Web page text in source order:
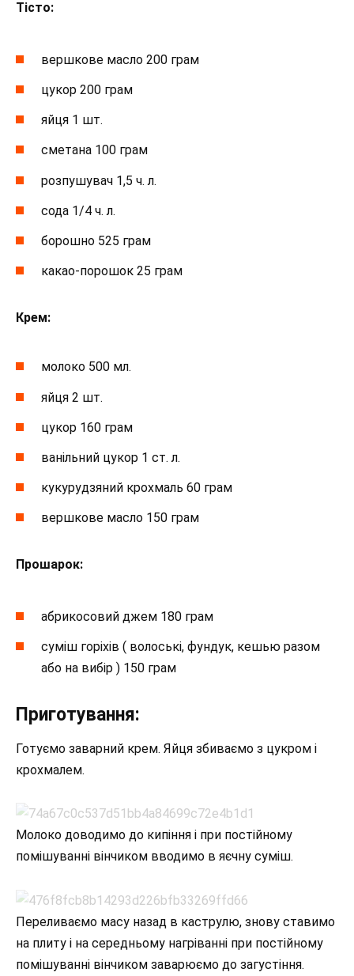
Тісто:
вершкове масло 200 грам
цукор 200 грам
яйця 1 шт.
сметана 100 грам
розпушувач 1,5 ч. л.
сода 1/4 ч. л.
борошно 525 грам
какао-порошок 25 грам
Крем:
молоко 500 мл.
яйця 2 шт.
цукор 160 грам
ванільний цукор 1 ст. л.
кукурудзяний крохмаль 60 грам
вершкове масло 150 грам
Прошарок:
абрикосовий джем 180 грам
суміш горіхів ( волоські, фундук, кешью разом
або на вибір ) 150 грам
Приготування:
Готуємо заварний крем. Яйця збиваємо з цукром і
крохмалем.
Молоко доводимо до кипіння і при постійному
помішуванні вінчиком вводимо в яєчну суміш.
Переливаємо масу назад в каструлю, знову ставимо
на плиту і на середньому нагріванні при постійному
помішуванні вінчиком заварюємо до загустіння.